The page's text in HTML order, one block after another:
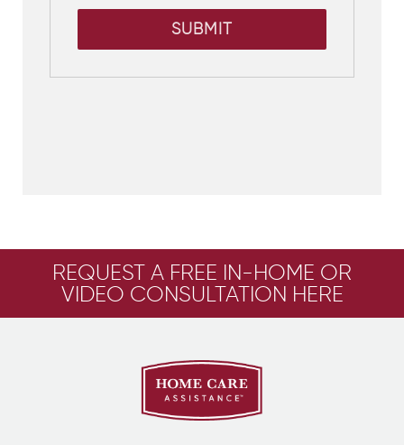
SUBMIT
REQUEST A FREE IN-HOME OR
VIDEO CONSULTATION HERE